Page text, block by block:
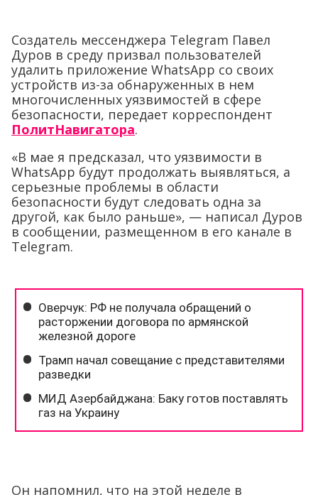
Создатель мессенджера Telegram Павел
Дуров в среду призвал пользователей
удалить приложение WhatsApp со своих
устройств из-за обнаруженных в нем
многочисленных уязвимостей в сфере
безопасности, передает корреспондент
ПолитНавигатора.
«В мае я предсказал, что уязвимости в
WhatsApp будут продолжать выявляться, а
серьезные проблемы в области
безопасности будут следовать одна за
другой, как было раньше», — написал Дуров
в сообщении, размещенном в его канале в
Telegram.
Он напомнил, что на этой неделе в